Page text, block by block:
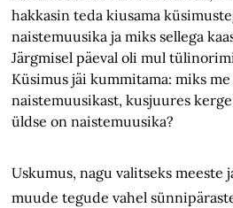
hakkasin teda kiusama
naistemuusika ja miks sellega
Järgmisel päeval oli mul
Küsimus jäi kummitama: miks
naistemuusikast, kusjuures kerge
üldse on naistemuusika?
Uskumus, nagu valitseks meeste
muude tegude vahel